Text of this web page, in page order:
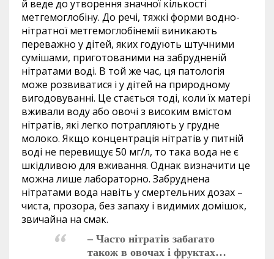
й веде до утворення значної кількості
метгемоглобіну. До речі, тяжкі форми водно-
нітратної метгемоглобінемії виникають
переважно у дітей, яких годують штучними
сумішами, приготованими на забрудненій
нітратами воді. В той же час, ця патологія
може розвиватися і у дітей на природному
вигодовуванні. Це стається тоді, коли їх матері
вживали воду або овочі з високим вмістом
нітратів, які легко потрапляють у грудне
молоко. Якщо концентрація нітратів у питній
воді не перевищує 50 мг/л, то така вода не є
шкідливою для вживання. Однак визначити це
можна лише лабораторно. Забруднена
нітратами вода навіть у смертельних дозах –
чиста, прозора, без запаху і видимих домішок,
звичайна на смак.
– Часто нітратів забагато
також в овочах і фруктах…